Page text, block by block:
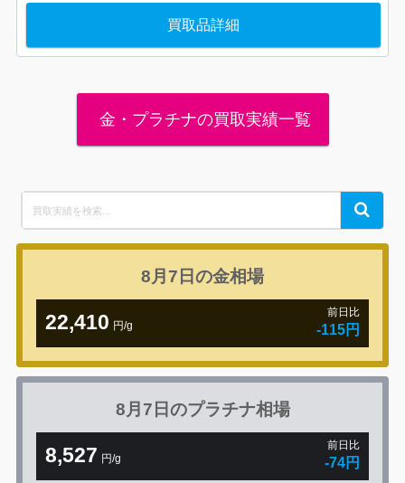
買取品詳細
金・プラチナの買取実績一覧
for:
Search
8月7日の金相場
22,410 円/g
前日比
-115円
8月7日のプラチナ相場
8,527 円/g
前日比
-74円